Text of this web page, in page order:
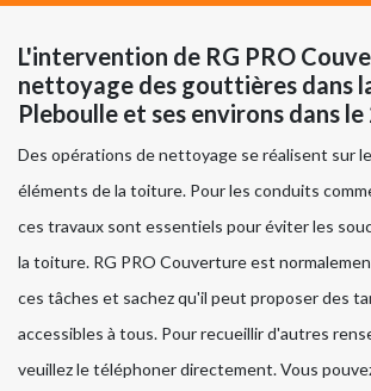
L'intervention de RG PRO
nettoyage des gouttières dans
Pleboulle et ses environs dans
Des opérations de nettoyage se réalisent sur
éléments de la toiture. Pour les conduits
ces travaux sont essentiels pour éviter les
la toiture. RG PRO Couverture est
ces tâches et sachez qu'il peut proposer des
accessibles à tous. Pour recueillir d'autres
veuillez le téléphoner directement. Vous